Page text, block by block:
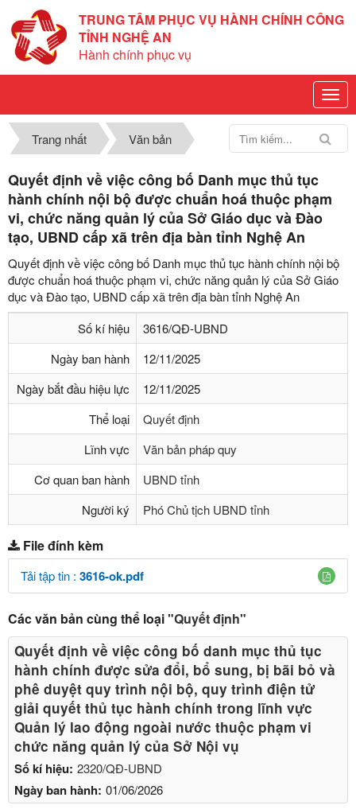
TRUNG TÂM PHỤC VỤ HÀNH CHÍNH CÔNG
TỈNH NGHỆ AN
Hành chính phục vụ
Trang nhất Văn bản
Quyết định về việc công bố Danh mục thủ tục
hành chính nội bộ được chuẩn hoá thuộc phạm
vi, chức năng quản lý của Sở Giáo dục và Đào
tạo, UBND cấp xã trên địa bàn tỉnh Nghệ An
Quyết định về việc công bố Danh mục thủ tục hành chính nội bộ
được chuẩn hoá thuộc phạm vi, chức năng quản lý của Sở Giáo
dục và Đào tạo, UBND cấp xã trên địa bàn tỉnh Nghệ An
Số kí hiệu
3616/QĐ-UBND
Ngày ban hành
12/11/2025
Ngày bắt đầu hiệu lực
12/11/2025
Thể loại
Quyết định
Lĩnh vực
Văn bản pháp quy
Cơ quan ban hành
UBND tỉnh
Người ký
Phó Chủ tịch UBND tỉnh
File đính kèm
Tải tập tin : 3616-ok.pdf
Các văn bản cùng thể loại"Quyết định"
Số kí hiệu: 2320/QĐ-UBND
Ngày ban hành: 01/06/2026
Quyết định về việc công bố danh mục thủ tục
hành chính được sửa đổi, bổ sung, bị bãi bỏ và
phê duyệt quy trình nội bộ, quy trình điện tử
giải quyết thủ tục hành chính trong lĩnh vực
Quản lý lao động ngoài nước thuộc phạm vi
chức năng quản lý của Sở Nội vụ